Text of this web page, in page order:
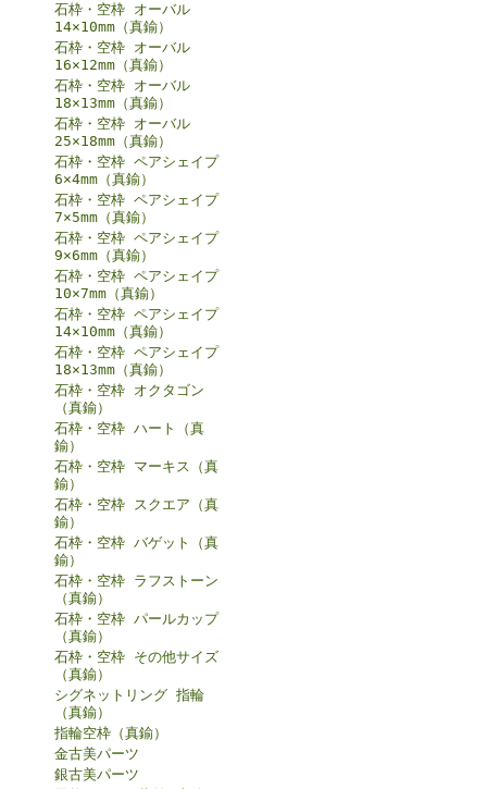
石枠・空枠 オーバル
14×10mm（真鍮）
石枠・空枠 オーバル
16×12mm（真鍮）
石枠・空枠 オーバル
18×13mm（真鍮）
石枠・空枠 オーバル
25×18mm（真鍮）
石枠・空枠 ペアシェイプ
6×4mm（真鍮）
石枠・空枠 ペアシェイプ
7×5mm（真鍮）
石枠・空枠 ペアシェイプ
9×6mm（真鍮）
石枠・空枠 ペアシェイプ
10×7mm（真鍮）
石枠・空枠 ペアシェイプ
14×10mm（真鍮）
石枠・空枠 ペアシェイプ
18×13mm（真鍮）
石枠・空枠 オクタゴン
（真鍮）
石枠・空枠 ハート（真
鍮）
石枠・空枠 マーキス（真
鍮）
石枠・空枠 スクエア（真
鍮）
石枠・空枠 バゲット（真
鍮）
石枠・空枠 ラフストーン
（真鍮）
石枠・空枠 パールカップ
（真鍮）
石枠・空枠 その他サイズ
（真鍮）
シグネットリング 指輪
（真鍮）
指輪空枠（真鍮）
金古美パーツ
銀古美パーツ